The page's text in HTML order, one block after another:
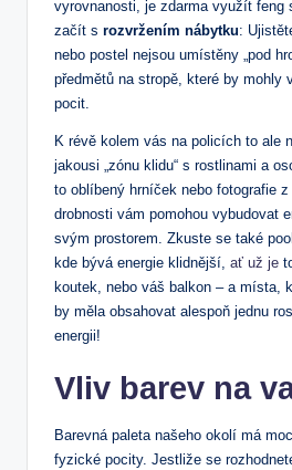
vyrovnanosti, je zdarma využít feng
začít s rozvržením nábytku:
nebo postel nejsou umístěny „pod
předmětů na stropě, které by mohly
pocit.
K révě kolem vás na policích to ale
jakousi „zónu klidu“ s rostlinami a
to oblíbený hrníček nebo fotografie
drobnosti vám pomohou vybudovat
svým prostorem. Zkuste se také
kde bývá energie klidnější, ať už je
koutek, nebo váš balkon – a místa,
by měla obsahovat alespoň jednu
energii!
Vliv barev na
Barevná paleta našeho okolí má
fyzické pocity. Jestliže se